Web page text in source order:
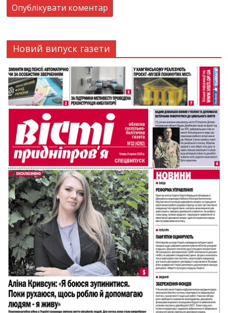
Новий випуск газети